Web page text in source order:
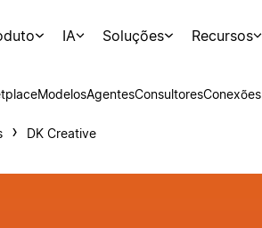
IA Soluções Recursos
ModelosAgentesConsultoresConexões
DK Creative